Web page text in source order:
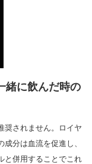
緒に飲んだ時の
奨されません。ロイヤ
分は血流を促進し、
と併用することでこれ